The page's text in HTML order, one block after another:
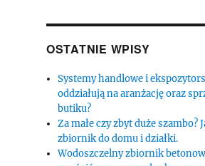
OSTATNIE WPISY
Systemy handlowe i
oddziałują na aranżację oraz
butiku?
Za małe czy zbyt duże szambo?
zbiornik do domu i działki.
Wodoszczelny zbiornik